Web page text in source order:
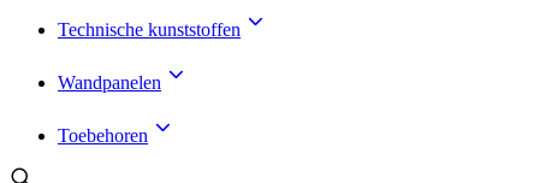
Technische kunststoffen
Wandpanelen
Toebehoren